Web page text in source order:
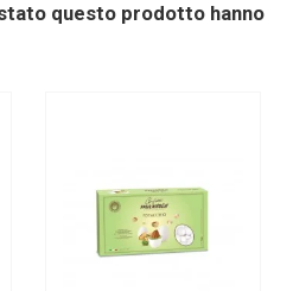
ceroquesto prodotto hanno